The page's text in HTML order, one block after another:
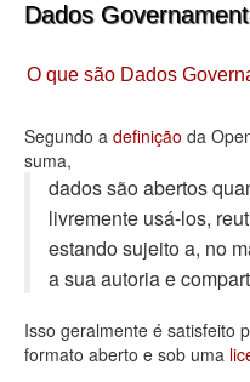
Lei de Acesso à
Dados Governamentais
Planejamento
Catálogo de dados
Processo Legislativo
Deputados Estaduais
Administração
Legislação
Dados
O que são Dados
Segundo a definição da
suma,
dados são abertos
livremente usá-los,
estando sujeito a, no
a sua autoria e
Isso geralmente é satisfeito
formato aberto e sob uma